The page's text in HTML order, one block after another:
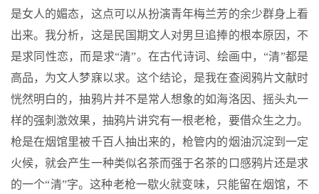
是女人的媚态，这点可以从扮演青年梅兰芳的余少群身上看
出来。我分析，这是民国期文人对男旦追捧的根本原因，不
是求同性恋，而是求“清”。在古代诗词、绘画中，“清”都是
高品，为文人梦寐以求。这个结论，是我在查阅鸦片文献时
恍然明白的，抽鸦片并不是常人想象的如海洛因、摇头丸一
样的强刺激效果，抽鸦片讲究有一根老枪，要借众生之力。
枪是在烟馆里被千百人抽出来的，枪管内的烟油沉淀到一定
火候，就会产生一种类似名茶而强于名茶的口感鸦片还是求
的一个“清”字。这种老枪一歇火就变味，只能留在烟馆，不